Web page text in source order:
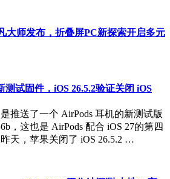
大师发布，折叠屏PC新探索开启多元
试固件，iOS 26.5.2验证关闭 iOS
推送了一个 AirPods 耳机的新测试版
，这也是 AirPods 配合 iOS 27的第四
天，苹果关闭了 iOS 26.5.2 …